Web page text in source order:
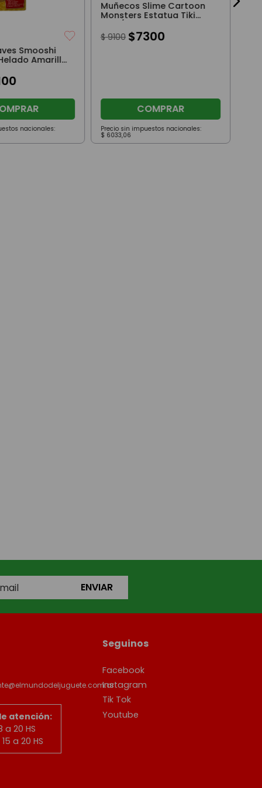
Smooshi
Amarillo
nacionales:
Muñecos Slime Cartoon
Monsters Estatua Tiki
$ 9100 $7300
COMPRAR
Precio sin impuestos nacionales:
$ 6033,06
ENVIAR
atención:
a 20 HS
a 20 HS
Seguinos
Facebook
Instagram
Tik Tok
Youtube